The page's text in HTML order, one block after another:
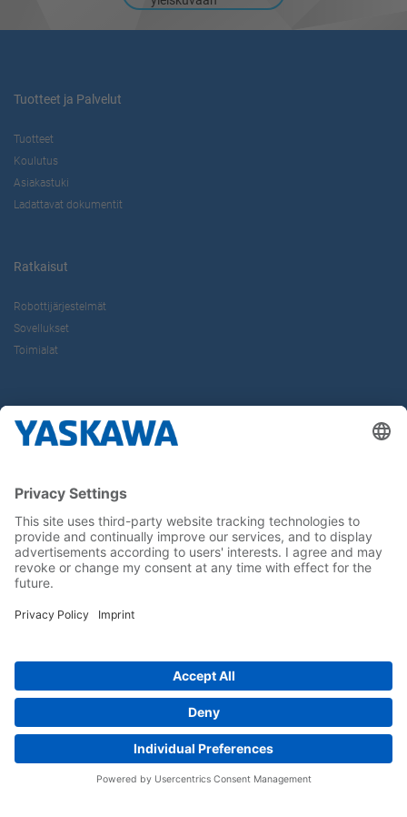
Tuotteet ja Palvelut
Tuotteet
Koulutus
Asiakastuki
Ladattavat dokumentit
Ratkaisut
Robottijärjestelmät
Sovellukset
Toimialat
Yaskawa työpaikkana
Seuraa meitä..
Koti Yleiset toimitus- ja maksuehdot
Cookie Choices
Whistleblowing
Yaskawa Europe GmbH